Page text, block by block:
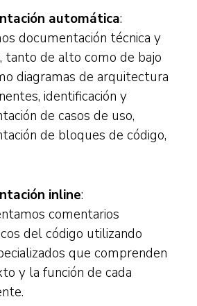
automática:
documentación técnica y
tanto de alto como de bajo
diagramas de arquitectura
identificación y
de casos de uso,
de bloques de código,
inline:
comentarios
del código utilizando
que comprenden
y la función de cada